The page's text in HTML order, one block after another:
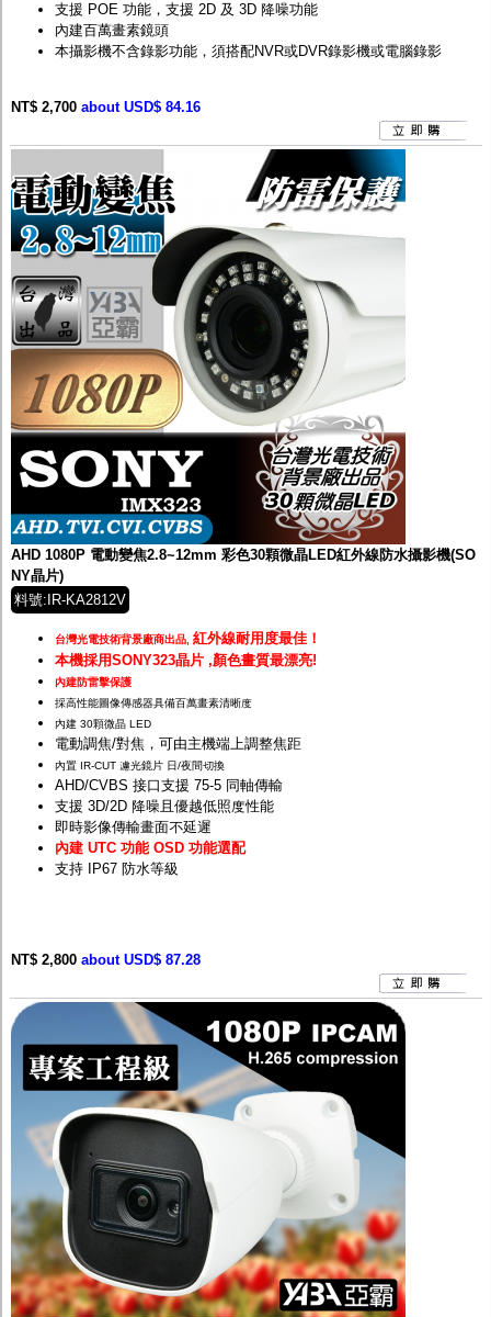
支援 POE 功能，支援 2D 及 3D 降噪功能
內建百萬畫素鏡頭
本攝影機不含錄影功能，須搭配NVR或DVR錄影機或電腦錄影
NT$ 2,700 about USD$ 84.16
AHD 1080P 電動變焦2.8~12mm 彩色30顆微晶LED紅外線防水攝影機(SO
NY晶片)
料號:IR-KA2812V
台灣光電技術背景廠商出品, 紅外線耐用度最佳！
本機採用SONY323晶片 ,顏色畫質最漂亮!
內建防雷擊保護
採高性能圖像傳感器具備百萬畫素清晰度
內建 30顆微晶 LED
電動調焦/對焦，可由主機端上調整焦距
內置 IR-CUT 濾光鏡片 日/夜間切換
AHD/CVBS 接口支援 75-5 同軸傳輸
支援 3D/2D 降噪且優越低照度性能
即時影像傳輸畫面不延遲
內建 UTC 功能 OSD 功能選配
支持 IP67 防水等級
NT$ 2,800 about USD$ 87.28